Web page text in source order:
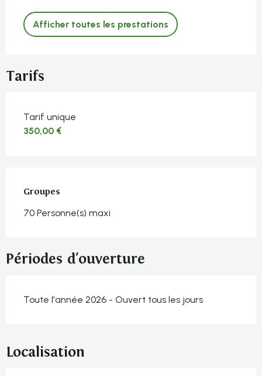
Afficher toutes les prestations
Tarifs
Tarifs 2026
Tarif unique
350,00 €
Groupes
Groupes
70 Personne(s) maxi
Périodes d'ouverture
Toute l'année 2026 - Ouvert tous les jours
Localisation